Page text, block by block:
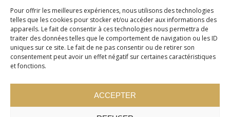
Pour offrir les meilleures expériences, nous utilisons des technologies
telles que les cookies pour stocker et/ou accéder aux informations des
appareils. Le fait de consentir à ces technologies nous permettra de
traiter des données telles que le comportement de navigation ou les ID
uniques sur ce site. Le fait de ne pas consentir ou de retirer son
consentement peut avoir un effet négatif sur certaines caractéristiques
et fonctions.
ACCEPTER
Desmaures QC G3A 0M7